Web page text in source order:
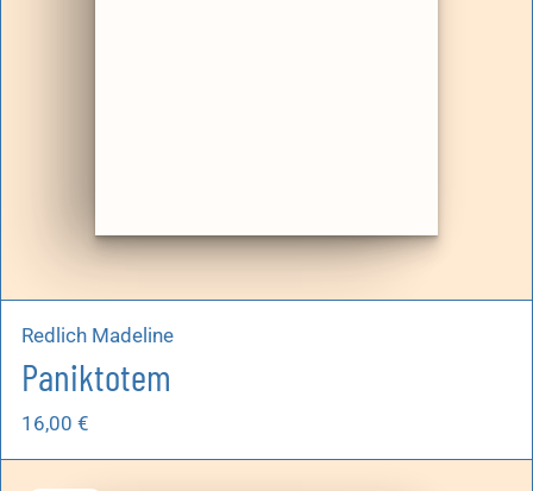
Redlich Madeline
Paniktotem
16,00 €